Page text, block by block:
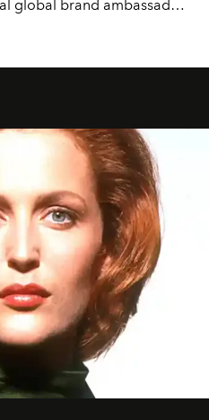
global brand ambassador
Meringa e